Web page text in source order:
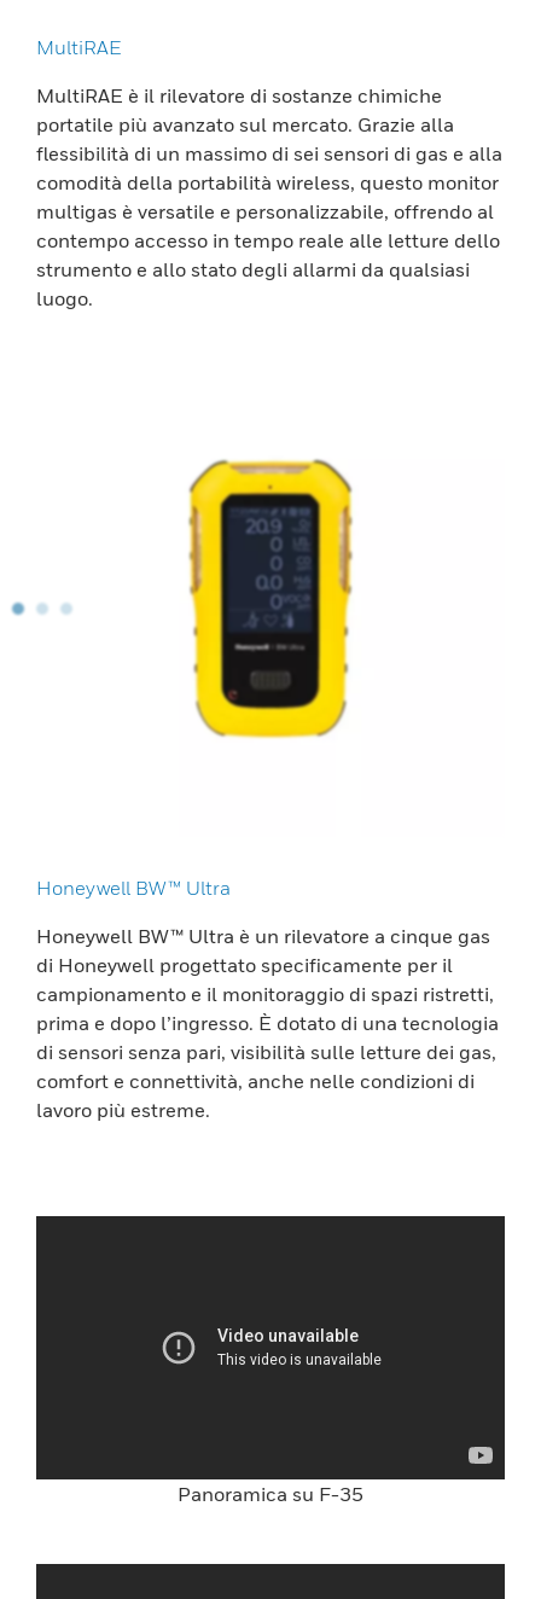
MultiRAE
MultiRAE è il rilevatore di sostanze chimiche
portatile più avanzato sul mercato. Grazie alla
flessibilità di un massimo di sei sensori di gas e alla
comodità della portabilità wireless, questo monitor
multigas è versatile e personalizzabile, offrendo al
contempo accesso in tempo reale alle letture dello
strumento e allo stato degli allarmi da qualsiasi
luogo.
Honeywell BW™ Ultra
Honeywell BW™ Ultra è un rilevatore a cinque gas
di Honeywell progettato specificamente per il
campionamento e il monitoraggio di spazi ristretti,
prima e dopo l’ingresso. È dotato di una tecnologia
di sensori senza pari, visibilità sulle letture dei gas,
comfort e connettività, anche nelle condizioni di
lavoro più estreme.
Panoramica su F-35